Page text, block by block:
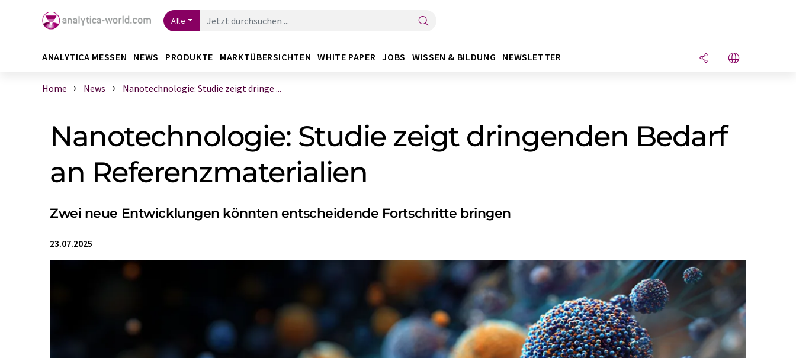
Alle
ANALYTICA MESSEN NEWS PRODUKTE MARKTÜBERSICHTEN WHITE PAPER JOBS WISSEN & BILDUNG NEWSLETTER
Home News Nanotechnologie: Studie zeigt dringe ...
Nanotechnologie: Studie zeigt dringenden Bedarf
an Referenzmaterialien
Zwei neue Entwicklungen könnten entscheidende Fortschritte bringen
23.07.2025